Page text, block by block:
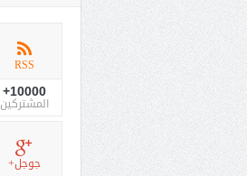
RSS
10000+
المشتركين
جوجل+